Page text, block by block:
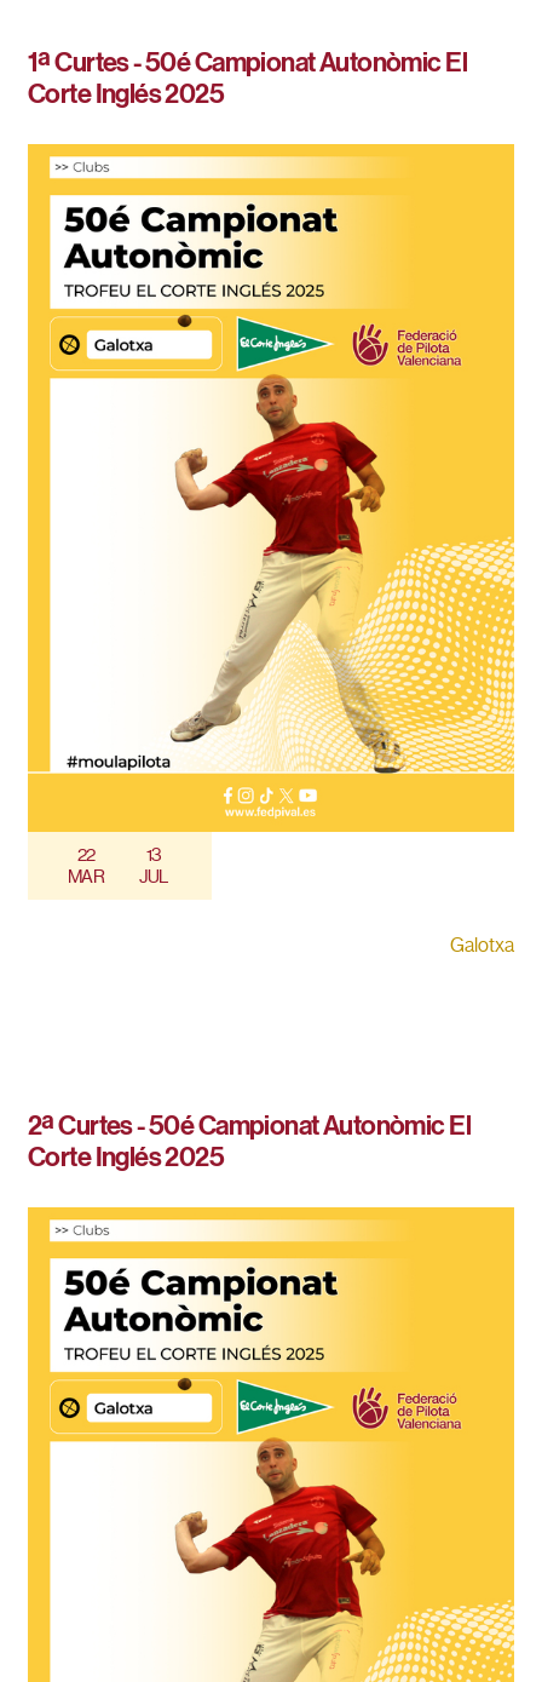
1ª Curtes - 50é Campionat Autonòmic El
Corte Inglés 2025
22
MAR
13
JUL
Galotxa
2ª Curtes - 50é Campionat Autonòmic El
Corte Inglés 2025